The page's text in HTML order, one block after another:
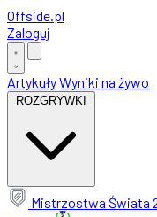
Offside.pl
Zaloguj
ArtykułyWyniki na żywo
ROZGRYWKI
Mistrzostwa Świata